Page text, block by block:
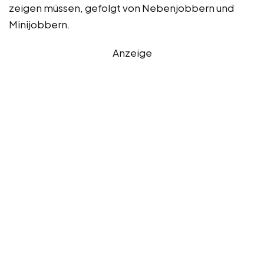
zeigen müssen, gefolgt von Nebenjobbern und
Minijobbern.
Anzeige